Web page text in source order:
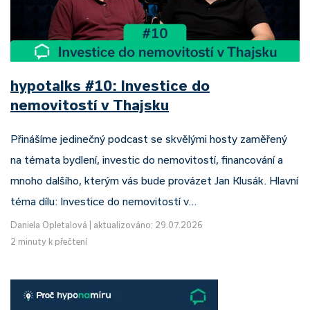
hypotalks #10: Investice do
nemovitostí v Thajsku
Přinášíme jedinečný podcast se skvělými hosty zaměřený
na témata bydlení, investic do nemovitostí, financování a
mnoho dalšího, kterým vás bude provázet Jan Klusák. Hlavní
téma dílu: Investice do nemovitostí v…
Daniela Opletalová
aktualizováno: 29.07.2026
2 minuty k přečtení